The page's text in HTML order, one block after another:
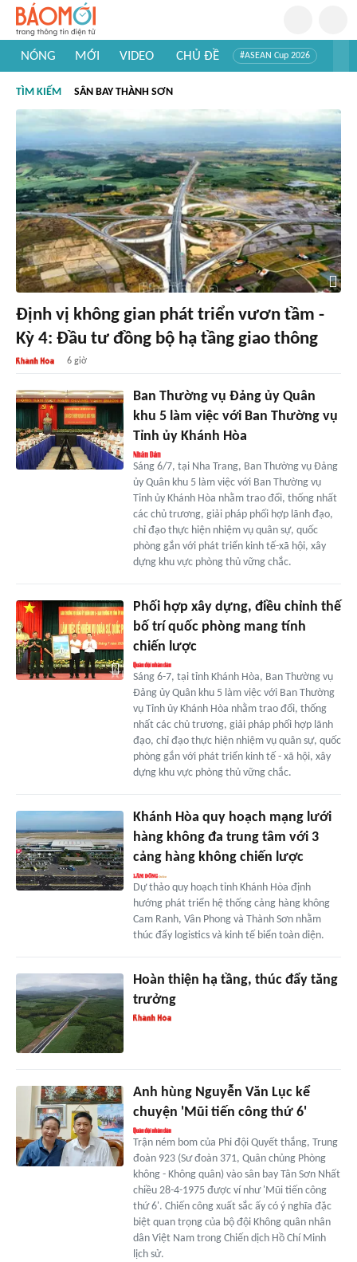
NÓNG MỚI VIDEO CHỦ ĐỀ #ASEAN Cup 2026
#Khám phá thế giới
TÌM KIẾM SÂN BAY THÀNH SƠN
Định vị không gian phát triển vươn tầm -
Kỳ 4: Đầu tư đồng bộ hạ tầng giao thông
6 giờ
Ban Thường vụ Đảng ủy Quân
khu 5 làm việc với Ban Thường vụ
Tỉnh ủy Khánh Hòa
Sáng 6/7, tại Nha Trang, Ban Thường vụ Đảng
ủy Quân khu 5 làm việc với Ban Thường vụ
Tỉnh ủy Khánh Hòa nhằm trao đổi, thống nhất
các chủ trương, giải pháp phối hợp lãnh đạo,
chỉ đạo thực hiện nhiệm vụ quân sự, quốc
phòng gắn với phát triển kinh tế-xã hội, xây
dựng khu vực phòng thủ vững chắc.
Phối hợp xây dựng, điều chỉnh thế
bố trí quốc phòng mang tính
chiến lược
Sáng 6-7, tại tỉnh Khánh Hòa, Ban Thường vụ
Đảng ủy Quân khu 5 làm việc với Ban Thường
vụ Tỉnh ủy Khánh Hòa nhằm trao đổi, thống
nhất các chủ trương, giải pháp phối hợp lãnh
đạo, chỉ đạo thực hiện nhiệm vụ quân sự, quốc
phòng gắn với phát triển kinh tế - xã hội, xây
dựng khu vực phòng thủ vững chắc.
Khánh Hòa quy hoạch mạng lưới
hàng không đa trung tâm với 3
cảng hàng không chiến lược
Dự thảo quy hoạch tỉnh Khánh Hòa định
hướng phát triển hệ thống cảng hàng không
Cam Ranh, Vân Phong và Thành Sơn nhằm
thúc đẩy logistics và kinh tế biển toàn diện.
Hoàn thiện hạ tầng, thúc đẩy tăng
trưởng
Anh hùng Nguyễn Văn Lục kể
chuyện 'Mũi tiến công thứ 6'
Trận ném bom của Phi đội Quyết thắng, Trung
đoàn 923 (Sư đoàn 371, Quân chủng Phòng
không - Không quân) vào sân bay Tân Sơn Nhất
chiều 28-4-1975 được ví như 'Mũi tiến công
thứ 6'. Chiến công xuất sắc ấy có ý nghĩa đặc
biệt quan trọng của bộ đội Không quân nhân
dân Việt Nam trong Chiến dịch Hồ Chí Minh
lịch sử.